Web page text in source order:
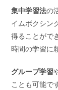
集中学習法の
イムボクシン
得ることがで
時間の学習に
グループ学習
ことも可能で